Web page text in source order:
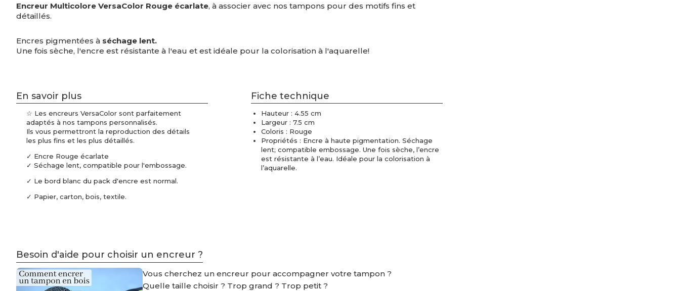
Encreur Multicolore VersaColor Rouge écarlate, à associer avec nos tampons pour des motifs fins et
détaillés.
Encres pigmentées à séchage lent.
Une fois sèche, l'encre est résistante à l'eau et est idéale pour la colorisation à l'aquarelle!
En savoir plus
☆ Les encreurs VersaColor sont parfaitement
adaptés à nos tampons personnalisés.
Ils vous permettront la reproduction des détails
les plus fins et les plus détaillés.
✓ Encre Rouge écarlate
✓ Séchage lent, compatible pour l'embossage.
✓ Le bord blanc du pack d'encre est normal.
✓ Papier, carton, bois, textile.
Fiche technique
Hauteur : 4.55 cm
Largeur : 7.5 cm
Coloris : Rouge
Propriétés : Encre à haute pigmentation. Séchage
lent; compatible embossage. Une fois sèche, l’encre
est résistante à l’eau. Idéale pour la colorisation à
l’aquarelle.
Besoin d'aide pour choisir un encreur ?
Vous cherchez un encreur pour accompagner votre tampon ?
Quelle taille choisir ? Trop grand ? Trop petit ?